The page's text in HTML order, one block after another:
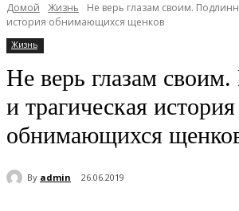
Домой Жизнь
Не верь глазам своим.
история обнимающихся щенков
Жизнь
Не верь глазам
и трагическая история
обнимающихся
By admin 26.06.2019